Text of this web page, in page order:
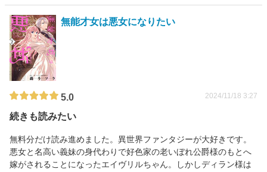
無能才女は悪女になりたい
5.0 2024/11/18 3:27
続きも読みたい
無料分だけ読み進めました。異世界ファンタジーが大好きです。
悪女と名高い義妹の身代わりで好色家の老いぼれ公爵様のもとへ
嫁がされることになったエイヴリルちゃん。しかしディラン様は